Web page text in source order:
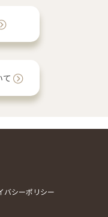
バシーポリシー